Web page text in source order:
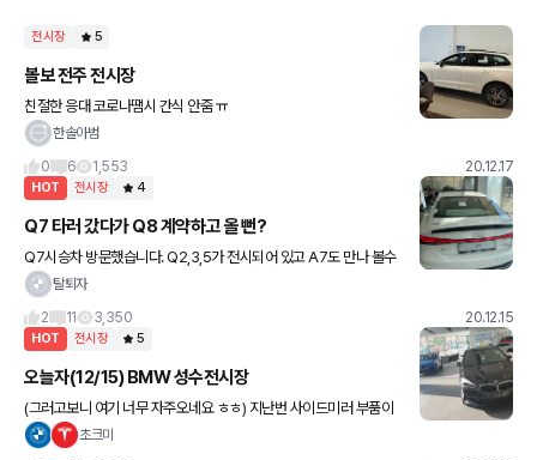
전시장 5
볼보 전주 전시장
친절한 응대 코로나땜시 간식 안줌 ㅠ
한솔아범
0
6 1,553 20.12.17
HOT 전시장 4
Q7 타러 갔다가 Q8 계약하고 올 뻔?
Q7시승차 방문했습니다. Q2,3,5가 전시되어 있고 A7도 만나 볼수
있었습니다^^ 한적한 곳에 위치하여서 주차도 편했습니다? (향후 더
탈퇴자
2
11 3,350 20.12.15
HOT 전시장 5
오늘자(12/15) BMW 성수전시장
(그러고보니 여기 너무 자주오네요 ㅎㅎ) 지난번 사이드미러 부품이
들어왔다길래, 맡기고 나오는길에 잠시 찰칵찰칵. 오늘보니 없는차가
초크미